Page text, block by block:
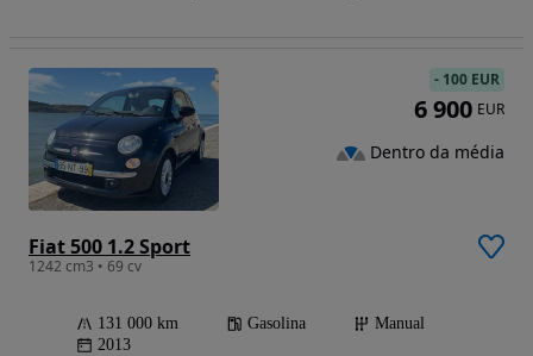
Fiat 500 1.2 Sport
1242 cm3 • 69 cv
131 000 km Gasolina
Manual
2013
- 100 EUR
6 900 EUR
Dentro da média